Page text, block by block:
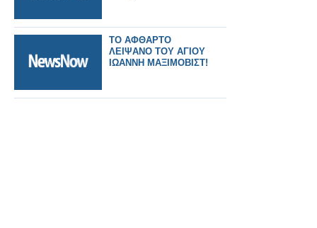
ΤΟ ΑΦΘΑΡΤΟ
ΛΕΙΨΑΝΟ ΤΟΥ ΑΓΙΟΥ
ΙΩΑΝΝΗ ΜΑΞΙΜΟΒΙΣΤ!